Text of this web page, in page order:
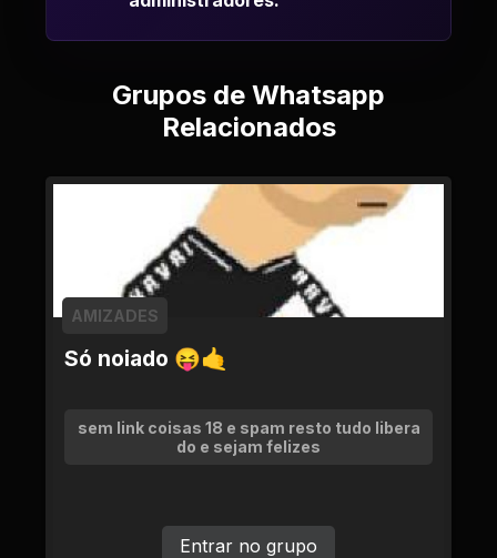
Grupos de Whatsapp
Relacionados
Só noiado 😝🤙
AMIZADES
sem link coisas 18 e spam resto tudo libera
do e sejam felizes
Entrar no grupo